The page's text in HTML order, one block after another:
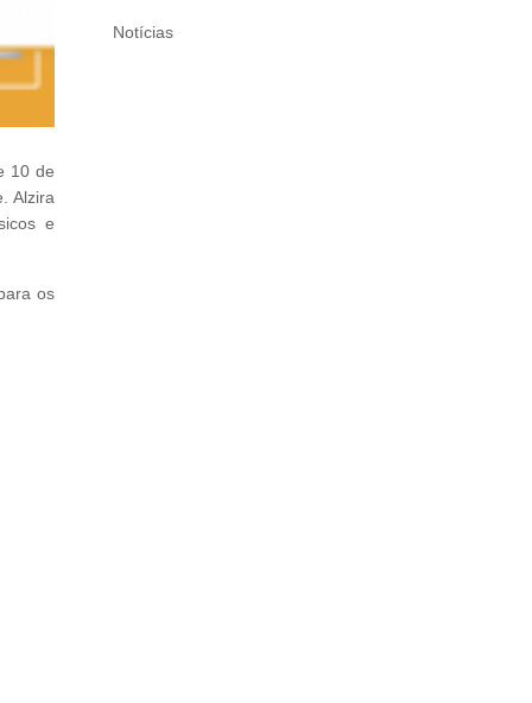
10 de
Alzira
e
os
Notícias